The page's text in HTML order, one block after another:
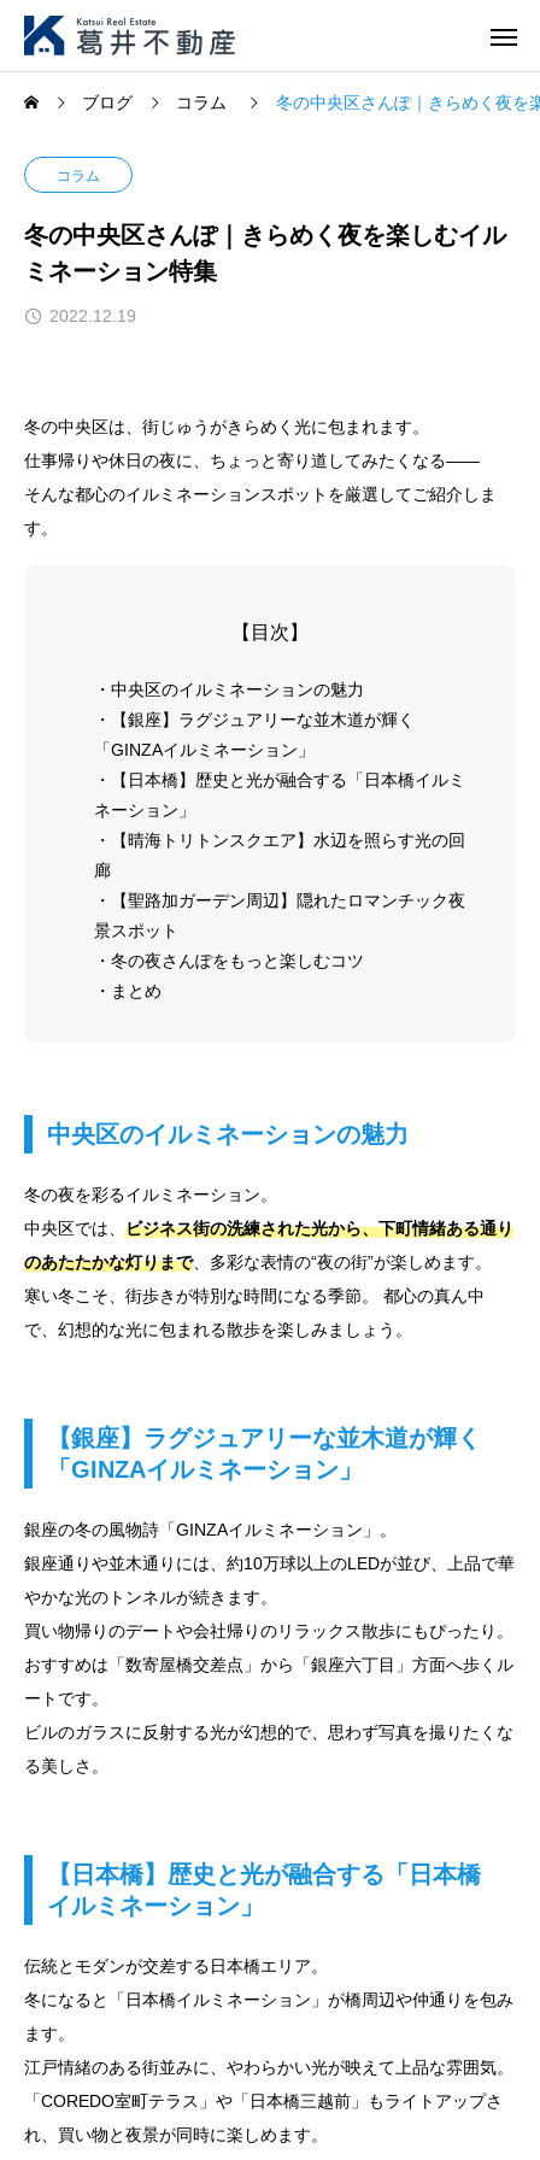
ブログ コラム 冬の中央区さんぽ｜きらめく夜を
コラム
冬の中央区さんぽ｜きらめく夜を楽しむイル
ミネーション特集
2022.12.19
冬の中央区は、街じゅうがきらめく光に包まれます。
仕事帰りや休日の夜に、ちょっと寄り道してみたくなる――
そんな都心のイルミネーションスポットを厳選してご紹介しま
す。
【目次】
・中央区のイルミネーションの魅力
・【銀座】ラグジュアリーな並木道が輝く
「GINZAイルミネーション」
・【日本橋】歴史と光が融合する「日本橋イルミ
ネーション」
・【晴海トリトンスクエア】水辺を照らす光の回
廊
・【聖路加ガーデン周辺】隠れたロマンチック夜
景スポット
・冬の夜さんぽをもっと楽しむコツ
・まとめ
中央区のイルミネーションの魅力
冬の夜を彩るイルミネーション。
中央区では、 ビジネス街の洗練された光から、下町情緒ある通り
のあたたかな灯りまで、多彩な表情の“夜の街”が楽しめます。
寒い冬こそ、街歩きが特別な時間になる季節。 都心の真ん中
で、幻想的な光に包まれる散歩を楽しみましょう。
【銀座】ラグジュアリーな並木道が輝く
「GINZAイルミネーション」
銀座の冬の風物詩「GINZAイルミネーション」。
銀座通りや並木通りには、約10万球以上のLEDが並び、上品で華
やかな光のトンネルが続きます。
買い物帰りのデートや会社帰りのリラックス散歩にもぴったり。
おすすめは「数寄屋橋交差点」から「銀座六丁目」方面へ歩くル
ートです。
ビルのガラスに反射する光が幻想的で、思わず写真を撮りたくな
る美しさ。
【日本橋】歴史と光が融合する「日本橋
イルミネーション」
伝統とモダンが交差する日本橋エリア。
冬になると「日本橋イルミネーション」が橋周辺や仲通りを包み
ます。
江戸情緒のある街並みに、やわらかい光が映えて上品な雰囲気。
「COREDO室町テラス」や「日本橋三越前」もライトアップさ
れ、買い物と夜景が同時に楽しめます。